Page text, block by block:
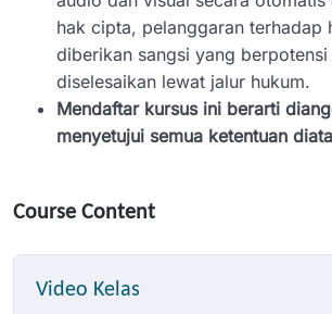
hak cipta, pelanggaran terhadap
diberikan sangsi yang berpotensi
diselesaikan lewat jalur hukum.
Mendaftar kursus ini berarti
menyetujui semua ketentuan
Course Content
Video Kelas